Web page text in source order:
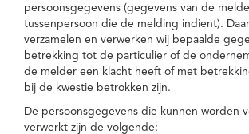
persoonsgegevens (gegevens van de
tussenpersoon die de melding indient).
verzamelen en verwerken wij bepaalde
betrekking tot de particulier of de
de melder een klacht heeft of met
bij de kwestie betrokken zijn.
De persoonsgegevens die kunnen worden
verwerkt zijn de volgende: